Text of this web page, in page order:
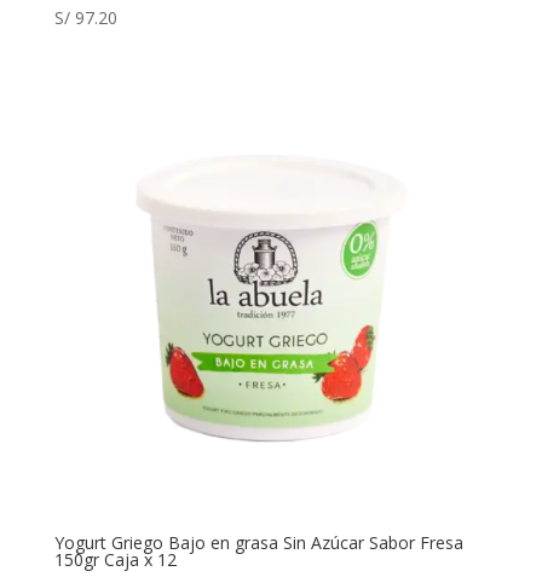
S/97.20
Yogurt Griego Bajo en grasa Sin Azúcar Sabor Fresa
150gr Caja x 12